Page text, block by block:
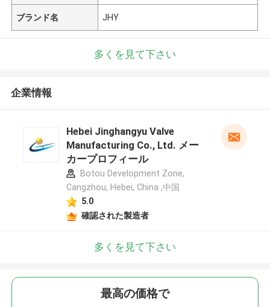
ブランド名 JHY
多くを見て下さい
企業情報
Hebei Jinghangyu Valve
Manufacturing Co., Ltd. メー
カープロフィール
Botou Development Zone,
Cangzhou, Hebei, China ,中国
5.0
確認された製造者
多くを見て下さい
最高の価格で